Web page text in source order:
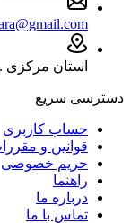
استان
دسترسی سریع
حساب کاربری
قوانین و
حریم خصوصی
راهنما
درباره ما
تماس با ما